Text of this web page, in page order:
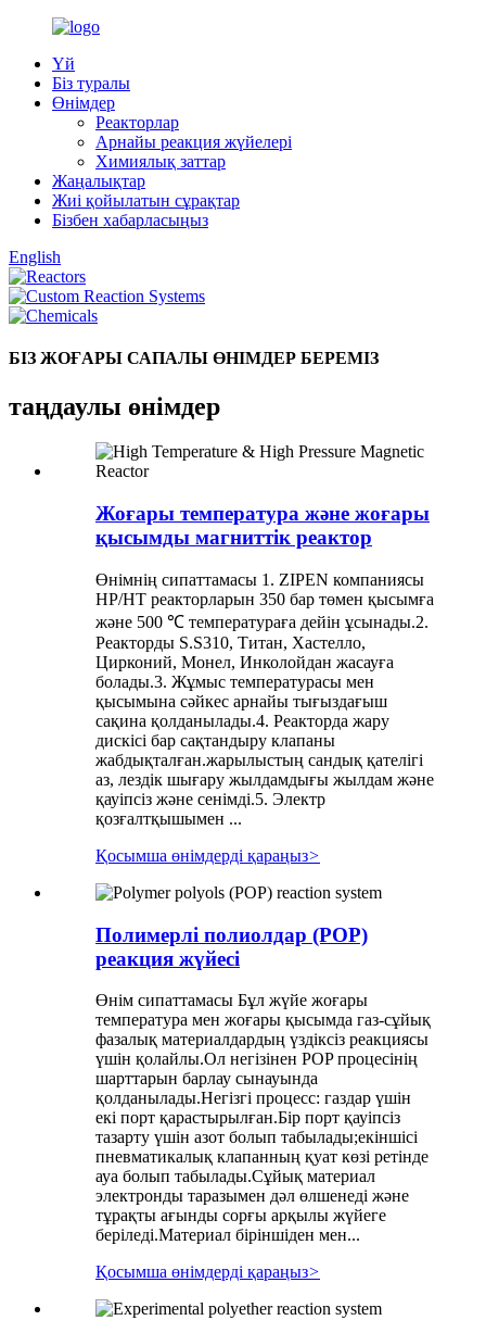
Үй
Біз туралы
Өнімдер
Реакторлар
Арнайы реакция жүйелері
Химиялық заттар
Жаңалықтар
Жиі қойылатын сұрақтар
Бізбен хабарласыңыз
English
БІЗ ЖОҒАРЫ САПАЛЫ ӨНІМДЕР БЕРЕМІЗ
таңдаулы өнімдер
Жоғары температура және жоғары
қысымды магниттік реактор
Өнімнің сипаттамасы 1. ZIPEN компаниясы
HP/HT реакторларын 350 бар төмен қысымға
және 500 ℃ температураға дейін ұсынады.2.
Реакторды S.S310, Титан, Хастелло,
Цирконий, Монел, Инколойдан жасауға
болады.3. Жұмыс температурасы мен
қысымына сәйкес арнайы тығыздағыш
сақина қолданылады.4. Реакторда жару
дискісі бар сақтандыру клапаны
жабдықталған.жарылыстың сандық қателігі
аз, лездік шығару жылдамдығы жылдам және
қауіпсіз және сенімді.5. Электр
қозғалтқышымен ...
Қосымша өнімдерді қараңыз>
Полимерлі полиолдар (POP)
реакция жүйесі
Өнім сипаттамасы Бұл жүйе жоғары
температура мен жоғары қысымда газ-сұйық
фазалық материалдардың үздіксіз реакциясы
үшін қолайлы.Ол негізінен POP процесінің
шарттарын барлау сынауында
қолданылады.Негізгі процесс: газдар үшін
екі порт қарастырылған.Бір порт қауіпсіз
тазарту үшін азот болып табылады;екіншісі
пневматикалық клапанның қуат көзі ретінде
ауа болып табылады.Сұйық материал
электронды таразымен дәл өлшенеді және
тұрақты ағынды сорғы арқылы жүйеге
беріледі.Материал біріншіден мен...
Қосымша өнімдерді қараңыз>